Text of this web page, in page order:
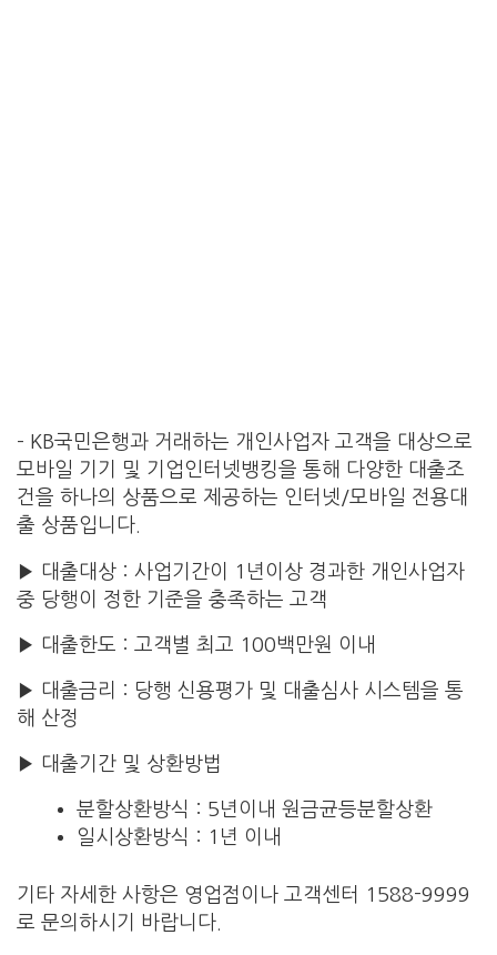
– KB국민은행과 거래하는 개인사업자 고객을 대상으로
모바일 기기 및 기업인터넷뱅킹을 통해 다양한 대출조
건을 하나의 상품으로 제공하는 인터넷/모바일 전용대
출 상품입니다.
▶ 대출대상 : 사업기간이 1년이상 경과한 개인사업자
중 당행이 정한 기준을 충족하는 고객
▶ 대출한도 : 고객별 최고 100백만원 이내
▶ 대출금리 : 당행 신용평가 및 대출심사 시스템을 통
해 산정
▶ 대출기간 및 상환방법
분할상환방식 : 5년이내 원금균등분할상환
일시상환방식 : 1년 이내
기타 자세한 사항은 영업점이나 고객센터 1588-9999
로 문의하시기 바랍니다.